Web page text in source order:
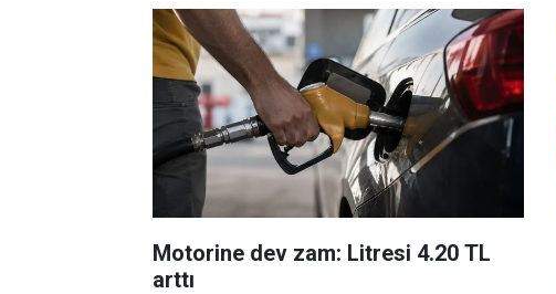
Motorine dev zam: Litresi 4.20 TL
arttı